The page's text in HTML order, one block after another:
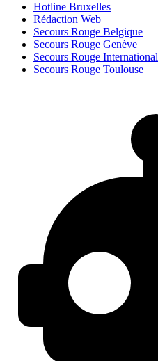
Hotline Bruxelles
Rédaction Web
Secours Rouge Belgique
Secours Rouge Genève
Secours Rouge International
Secours Rouge Toulouse